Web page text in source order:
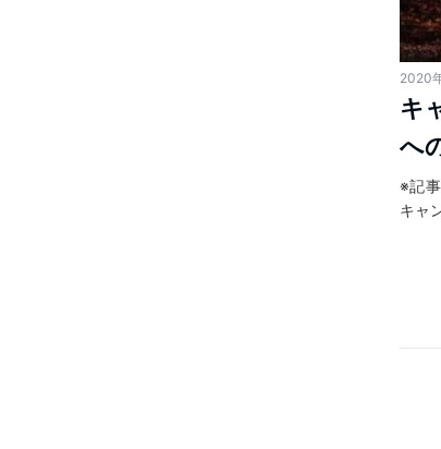
2020
キ
へ
※記
キャ